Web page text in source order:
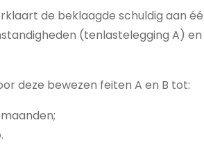
de beklaagde schuldig aan
(tenlastelegging A)
deze bewezen feiten A en B tot: